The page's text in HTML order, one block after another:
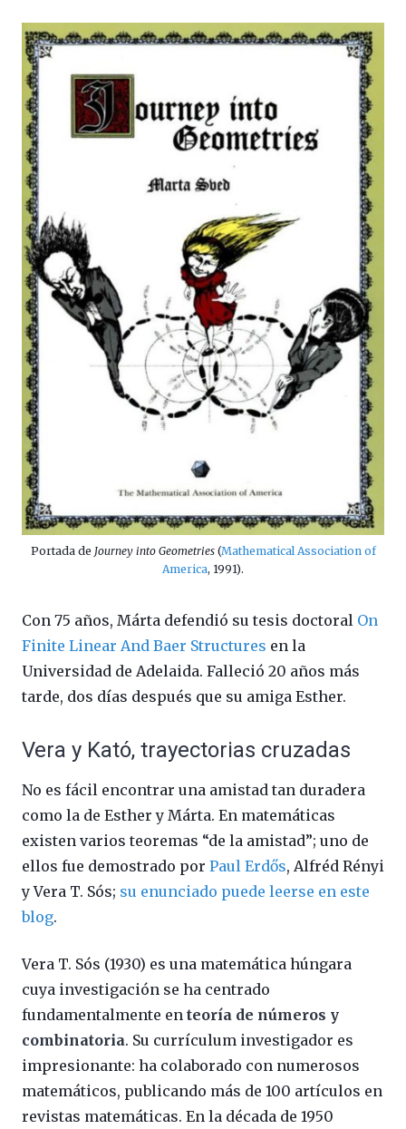
Portada de Journey into Geometries(Mathematical Association of
America, 1991).
Con 75 años, Márta defendió su tesis doctoral On
Finite Linear And Baer Structures en la
Universidad de Adelaida. Falleció 20 años más
tarde, dos días después que su amiga Esther.
Vera y Kató, trayectorias cruzadas
No es fácil encontrar una amistad tan duradera
como la de Esther y Márta. En matemáticas
existen varios teoremas “de la amistad”; uno de
ellos fue demostrado por Paul Erdős, Alfréd Rényi
y Vera T. Sós; su enunciado puede leerse en este
blog.
Vera T. Sós (1930) es una matemática húngara
cuya investigación se ha centrado
fundamentalmente en teoría de números y
combinatoria. Su currículum investigador es
impresionante: ha colaborado con numerosos
matemáticos, publicando más de 100 artículos en
revistas matemáticas. En la década de 1950